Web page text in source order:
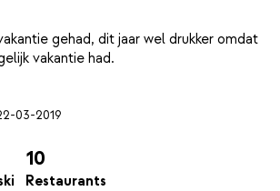
gehad, dit jaar wel drukker omdat
03-2019
10
Restaurants